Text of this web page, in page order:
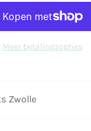
Meer betalingsopties
Zwolle